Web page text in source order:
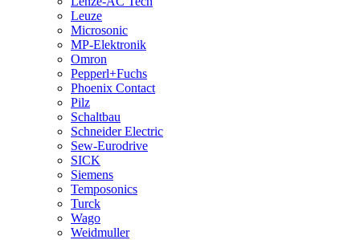
Leuze
Microsonic
MP-Elektronik
Omron
Pepperl+Fuchs
Phoenix Contact
Pilz
Schaltbau
Schneider Electric
Sew-Eurodrive
SICK
Siemens
Temposonics
Turck
Wago
Weidmuller